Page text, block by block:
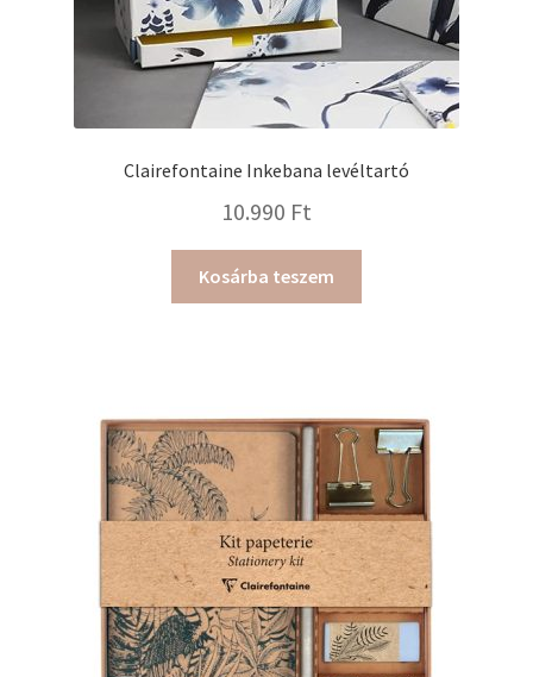
Clairefontaine Inkebana levéltartó
10.990 Ft
Kosárba teszem